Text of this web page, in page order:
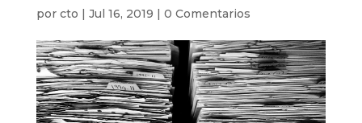
por cto | Jul 16, 2019 | 0 Comentarios